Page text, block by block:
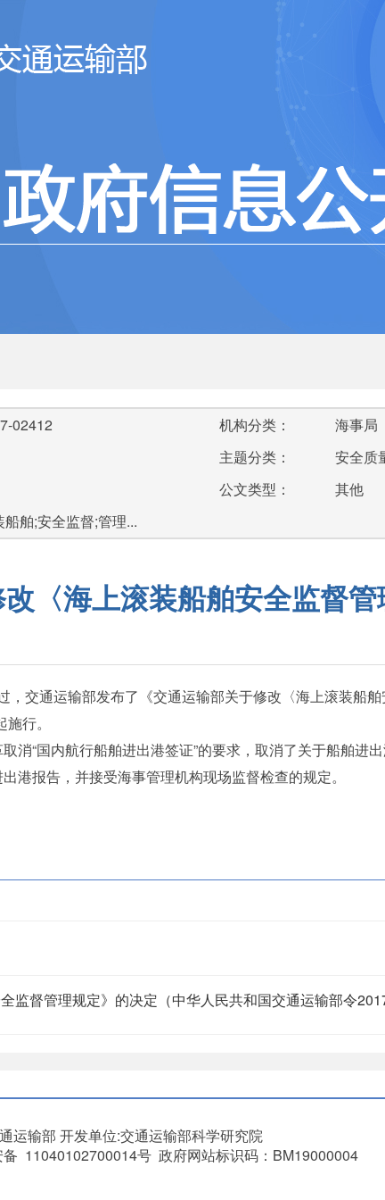
02412
舶;安全监督;管理...
机构分类：
海事局
主题分类：
安全质
公文类型：
其他
改〈海上滚装船舶安全监督
交通运输部发布了《交通运输部关于修改〈海上滚装船
行。
“国内航行船舶进出港签证”的要求，取消了关于船舶进
港报告，并接受海事管理机构现场监督检查的规定。
监督管理规定》的决定（中华人民共和国交通运输部令
运输部 开发单位:交通运输部科学研究院
备 11040102700014号 政府网站标识码：BM19000004